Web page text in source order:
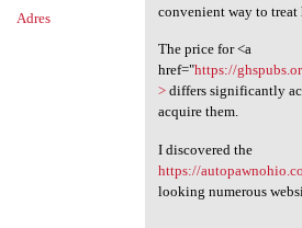
Adres
convenient way to treat
The price for <a
href="https://
>differs significantly
acquire them.
I discovered the
https://
looking numerous